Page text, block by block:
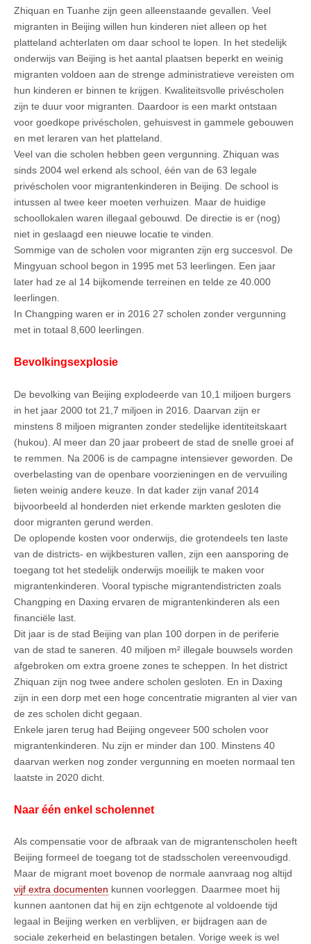
Zhiquan en Tuanhe zijn geen alleenstaande gevallen. Veel
migranten in Beijing willen hun kinderen niet alleen op het
platteland achterlaten om daar school te lopen. In het stedelijk
onderwijs van Beijing is het aantal plaatsen beperkt en weinig
migranten voldoen aan de strenge administratieve vereisten om
hun kinderen er binnen te krijgen. Kwaliteitsvolle privéscholen
zijn te duur voor migranten. Daardoor is een markt ontstaan
voor goedkope privéscholen, gehuisvest in gammele gebouwen
en met leraren van het platteland.
Veel van die scholen hebben geen vergunning. Zhiquan was
sinds 2004 wel erkend als school, één van de 63 legale
privéscholen voor migrantenkinderen in Beijing. De school is
intussen al twee keer moeten verhuizen. Maar de huidige
schoollokalen waren illegaal gebouwd. De directie is er (nog)
niet in geslaagd een nieuwe locatie te vinden.
Sommige van de scholen voor migranten zijn erg succesvol. De
Mingyuan school begon in 1995 met 53 leerlingen. Een jaar
later had ze al 14 bijkomende terreinen en telde ze 40.000
leerlingen.
In Changping waren er in 2016 27 scholen zonder vergunning
met in totaal 8,600 leerlingen.
Bevolkingsexplosie
De bevolking van Beijing explodeerde van 10,1 miljoen burgers
in het jaar 2000 tot 21,7 miljoen in 2016. Daarvan zijn er
minstens 8 miljoen migranten zonder stedelijke identiteitskaart
(hukou). Al meer dan 20 jaar probeert de stad de snelle groei af
te remmen. Na 2006 is de campagne intensiever geworden. De
overbelasting van de openbare voorzieningen en de vervuiling
lieten weinig andere keuze. In dat kader zijn vanaf 2014
bijvoorbeeld al honderden niet erkende markten gesloten die
door migranten gerund werden.
De oplopende kosten voor onderwijs, die grotendeels ten laste
van de districts- en wijkbesturen vallen, zijn een aansporing de
toegang tot het stedelijk onderwijs moeilijk te maken voor
migrantenkinderen. Vooral typische migrantendistricten zoals
Changping en Daxing ervaren de migrantenkinderen als een
financiële last.
Dit jaar is de stad Beijing van plan 100 dorpen in de periferie
van de stad te saneren. 40 miljoen m² illegale bouwsels worden
afgebroken om extra groene zones te scheppen. In het district
Zhiquan zijn nog twee andere scholen gesloten. En in Daxing
zijn in een dorp met een hoge concentratie migranten al vier van
de zes scholen dicht gegaan.
Enkele jaren terug had Beijing ongeveer 500 scholen voor
migrantenkinderen. Nu zijn er minder dan 100. Minstens 40
daarvan werken nog zonder vergunning en moeten normaal ten
laatste in 2020 dicht.
Naar één enkel scholennet
Als compensatie voor de afbraak van de migrantenscholen heeft
Beijing formeel de toegang tot de stadsscholen vereenvoudigd.
Maar de migrant moet bovenop de normale aanvraag nog altijd
vijf extra documenten kunnen voorleggen. Daarmee moet hij
kunnen aantonen dat hij en zijn echtgenote al voldoende tijd
legaal in Beijing werken en verblijven, er bijdragen aan de
sociale zekerheid en belastingen betalen. Vorige week is wel